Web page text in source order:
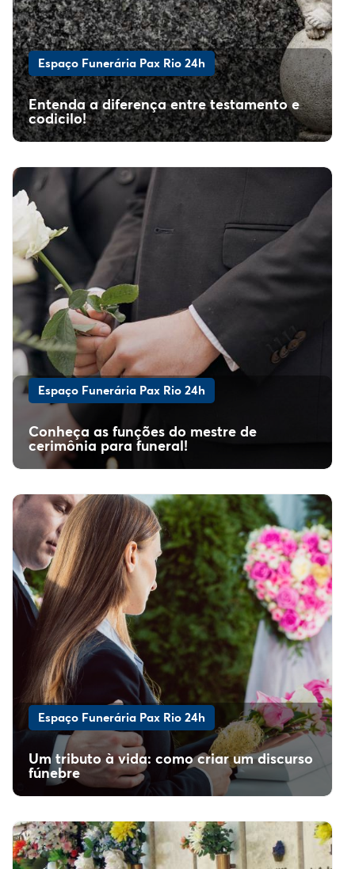
Espaço Funerária Pax Rio 24h
Entenda a diferença entre testamento e
codicilo!
Espaço Funerária Pax Rio 24h
Conheça as funções do mestre de
cerimônia para funeral!
Espaço Funerária Pax Rio 24h
Um tributo à vida: como criar um discurso
fúnebre